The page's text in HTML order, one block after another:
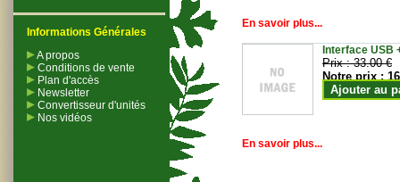
Informations Générales
A propos
Conditions de vente
Plan d'accès
Newsletter
Convertisseur d'unités
Nos vidéos
En savoir plus...
Interface USB
Prix :33.00 €
Notre prix :
Ajouter au
En savoir plus...